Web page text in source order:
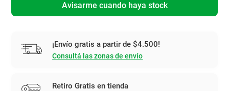
Avisarme cuando haya stock
¡Envío gratis a partir de $4.500!
Consultá las zonas de envío
Retiro Gratis en tienda